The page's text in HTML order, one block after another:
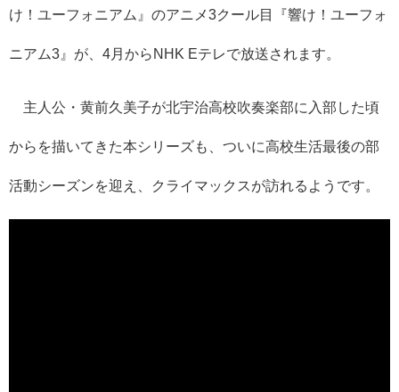
け！ユーフォニアム』のアニメ3クール目『響け！ユーフォ
ニアム3』が、4月からNHK Eテレで放送されます。
主人公・黄前久美子が北宇治高校吹奏楽部に入部した頃
からを描いてきた本シリーズも、ついに高校生活最後の部
活動シーズンを迎え、クライマックスが訪れるようです。